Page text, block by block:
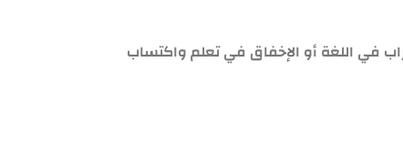
في اللغة أو الإخفاق في تعلم واكتساب